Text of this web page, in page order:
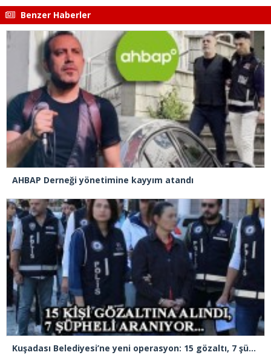
Benzer Haberler
AHBAP Derneği yönetimine kayyım atandı
Kuşadası Belediyesi’ne yeni operasyon: 15 gözaltı, 7 şüpheli aranıyor